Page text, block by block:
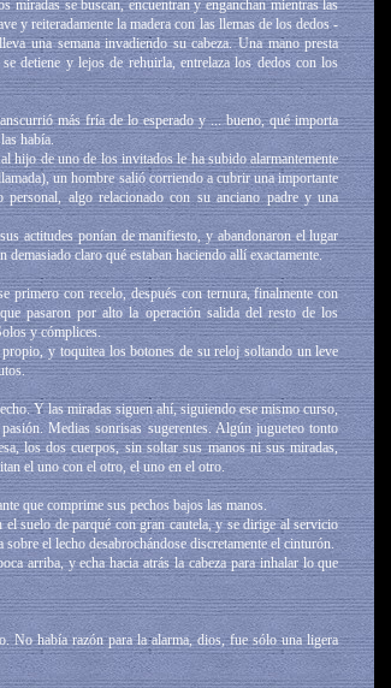
miradas se buscan, encuentran y enganchan mientras las
y reiteradamente la madera con las llemas de los dedos -
una semana invadiendo su cabeza. Una mano presta
detiene y lejos de rehuirla, entrelaza los dedos con los
más fría de lo esperado y ... bueno, qué importa
había.
hijo de uno de los invitados le ha subido alarmantemente
un hombre salió corriendo a cubrir una importante
algo relacionado con su anciano padre y una
actitudes ponían de manifiesto, y abandonaron el lugar
claro qué estaban haciendo allí exactamente.
primero con recelo, después con ternura, finalmente con
pasaron por alto la operación salida del resto de los
y cómplices.
y toquitea los botones de su reloj soltando un leve
Y las miradas siguen ahí, siguiendo ese mismo curso,
Medias sonrisas sugerentes. Algún jugueteo tonto
los dos cuerpos, sin soltar sus manos ni sus miradas,
el uno con el otro, el uno en el otro.
que comprime sus pechos bajos las manos.
suelo de parqué con gran cautela, y se dirige al servicio
el lecho desabrochándose discretamente el cinturón.
arriba, y echa hacia atrás la cabeza para inhalar lo que
No había razón para la alarma, dios, fue sólo una ligera